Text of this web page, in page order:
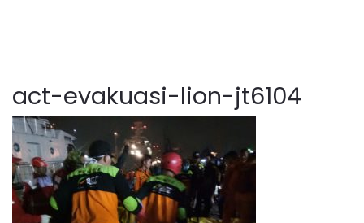
act-evakuasi-lion-jt6104